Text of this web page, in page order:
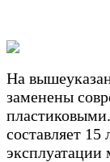
На
заменены
составляет 15
эксплуатации